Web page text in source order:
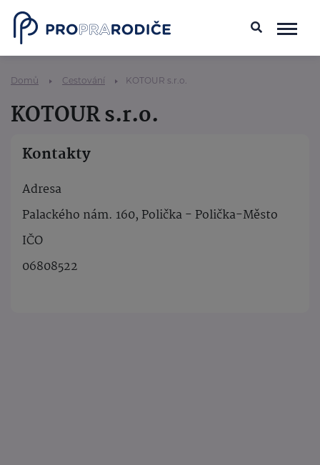
Domů Cestování KOTOUR s.r.o.
KOTOUR s.r.o.
Kontakty
Adresa
Palackého nám. 160, Polička - Polička-Město
IČO
06808522